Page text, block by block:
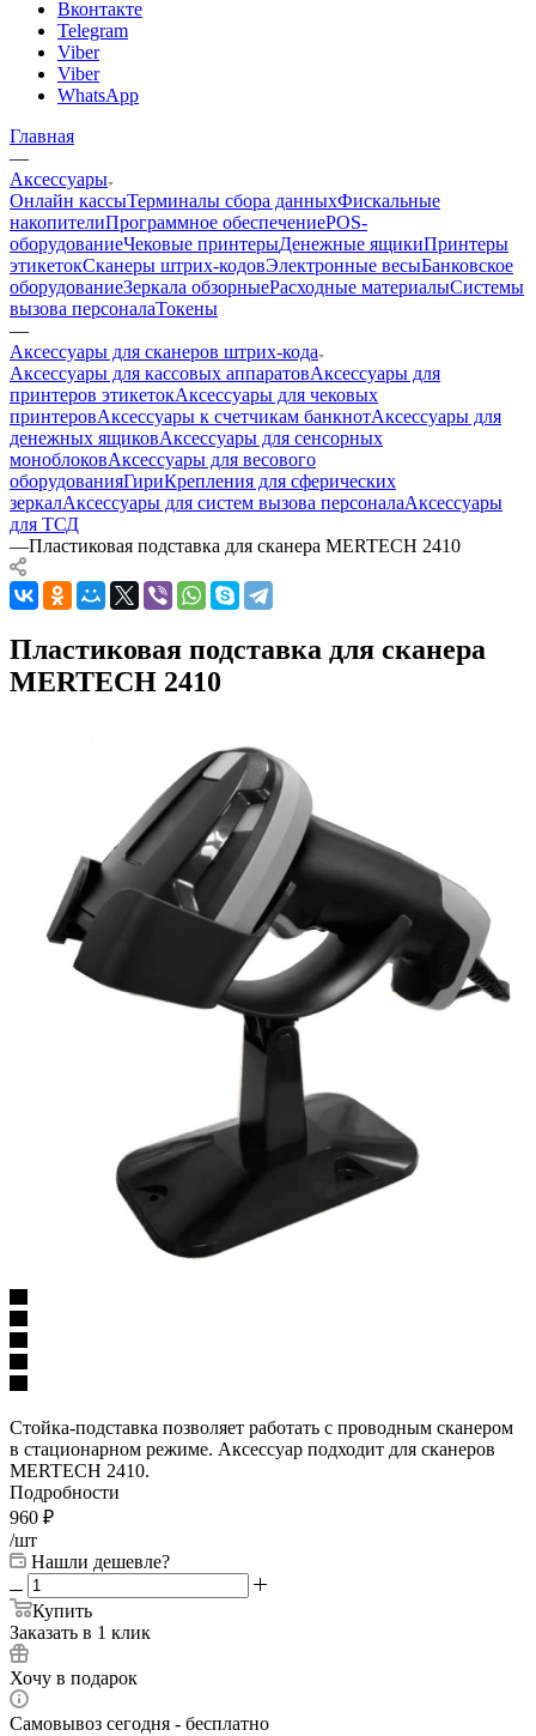
Вконтакте
Telegram
Viber
Viber
WhatsApp
Главная
—
Аксессуары
Онлайн кассыТерминалы сбора данныхФискальные
накопителиПрограммное обеспечениеPOS-
оборудованиеЧековые принтерыДенежные ящикиПринтеры
этикетокСканеры штрих-кодовЭлектронные весыБанковское
оборудованиеЗеркала обзорныеРасходные материалыСистемы
вызова персоналаТокены
—
Аксессуары для сканеров штрих-кода
Аксессуары для кассовых аппаратовАксессуары для
принтеров этикетокАксессуары для чековых
принтеровАксессуары к счетчикам банкнотАксессуары для
денежных ящиковАксессуары для сенсорных
моноблоковАксессуары для весового
оборудованияГириКрепления для сферических
зеркалАксессуары для систем вызова персоналаАксессуары
для ТСД
—Пластиковая подставка для сканера MERTECH 2410
Пластиковая подставка для сканера
MERTECH 2410
Стойка-подставка позволяет работать с проводным сканером
в стационарном режиме. Аксессуар подходит для сканеров
MERTECH 2410.
Подробности
960 ₽
/шт
Нашли дешевле?
Купить
Заказать в 1 клик
Хочу в подарок
Самовывоз сегодня - бесплатно